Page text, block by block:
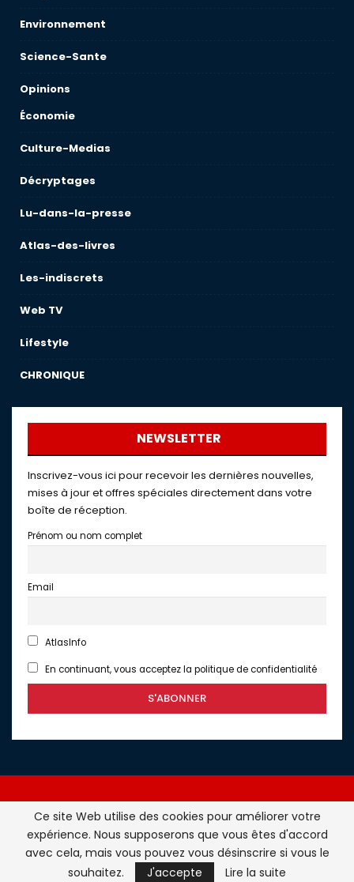
Environnement
Science-Sante
Opinions
Économie
Culture-Medias
Décryptages
Lu-dans-la-presse
Atlas-des-livres
Les-indiscrets
Web TV
Lifestyle
CHRONIQUE
NEWSLETTER
Inscrivez-vous ici pour recevoir les dernières nouvelles,
mises à jour et offres spéciales directement dans votre
boîte de réception.
Prénom ou nom complet
Email
AtlasInfo
En continuant, vous acceptez la politique de confidentialité
Atlasinfo.fr : l'essentiel de l'actualité de la France et du
Maghreb © Tous Droits Réservés - Atlasinfo- 2026
ATLASINFO
Ce site Web utilise des cookies pour améliorer votre
expérience. Nous supposerons que vous êtes d'accord
avec cela, mais vous pouvez vous désinscrire si vous le
souhaitez.
J'accepte Lire la suite